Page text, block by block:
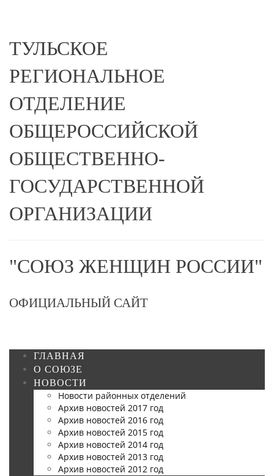
ТУЛЬСКОЕ
РЕГИОНАЛЬНОЕ
ОТДЕЛЕНИЕ
ОБЩЕРОССИЙСКОЙ
ОБЩЕСТВЕННО-
ГОСУДАРСТВЕННОЙ
ОРГАНИЗАЦИИ
"СОЮЗ ЖЕНЩИН РОССИИ"
ОФИЦИАЛЬНЫЙ САЙТ
ГЛАВНАЯ
О СОЮЗЕ
НОВОСТИ
Новости районных отделений
Архив новостей 2017 год
Архив новостей 2016 год
Архив новостей 2015 год
Архив новостей 2014 год
Архив новостей 2013 год
Архив новостей 2012 год